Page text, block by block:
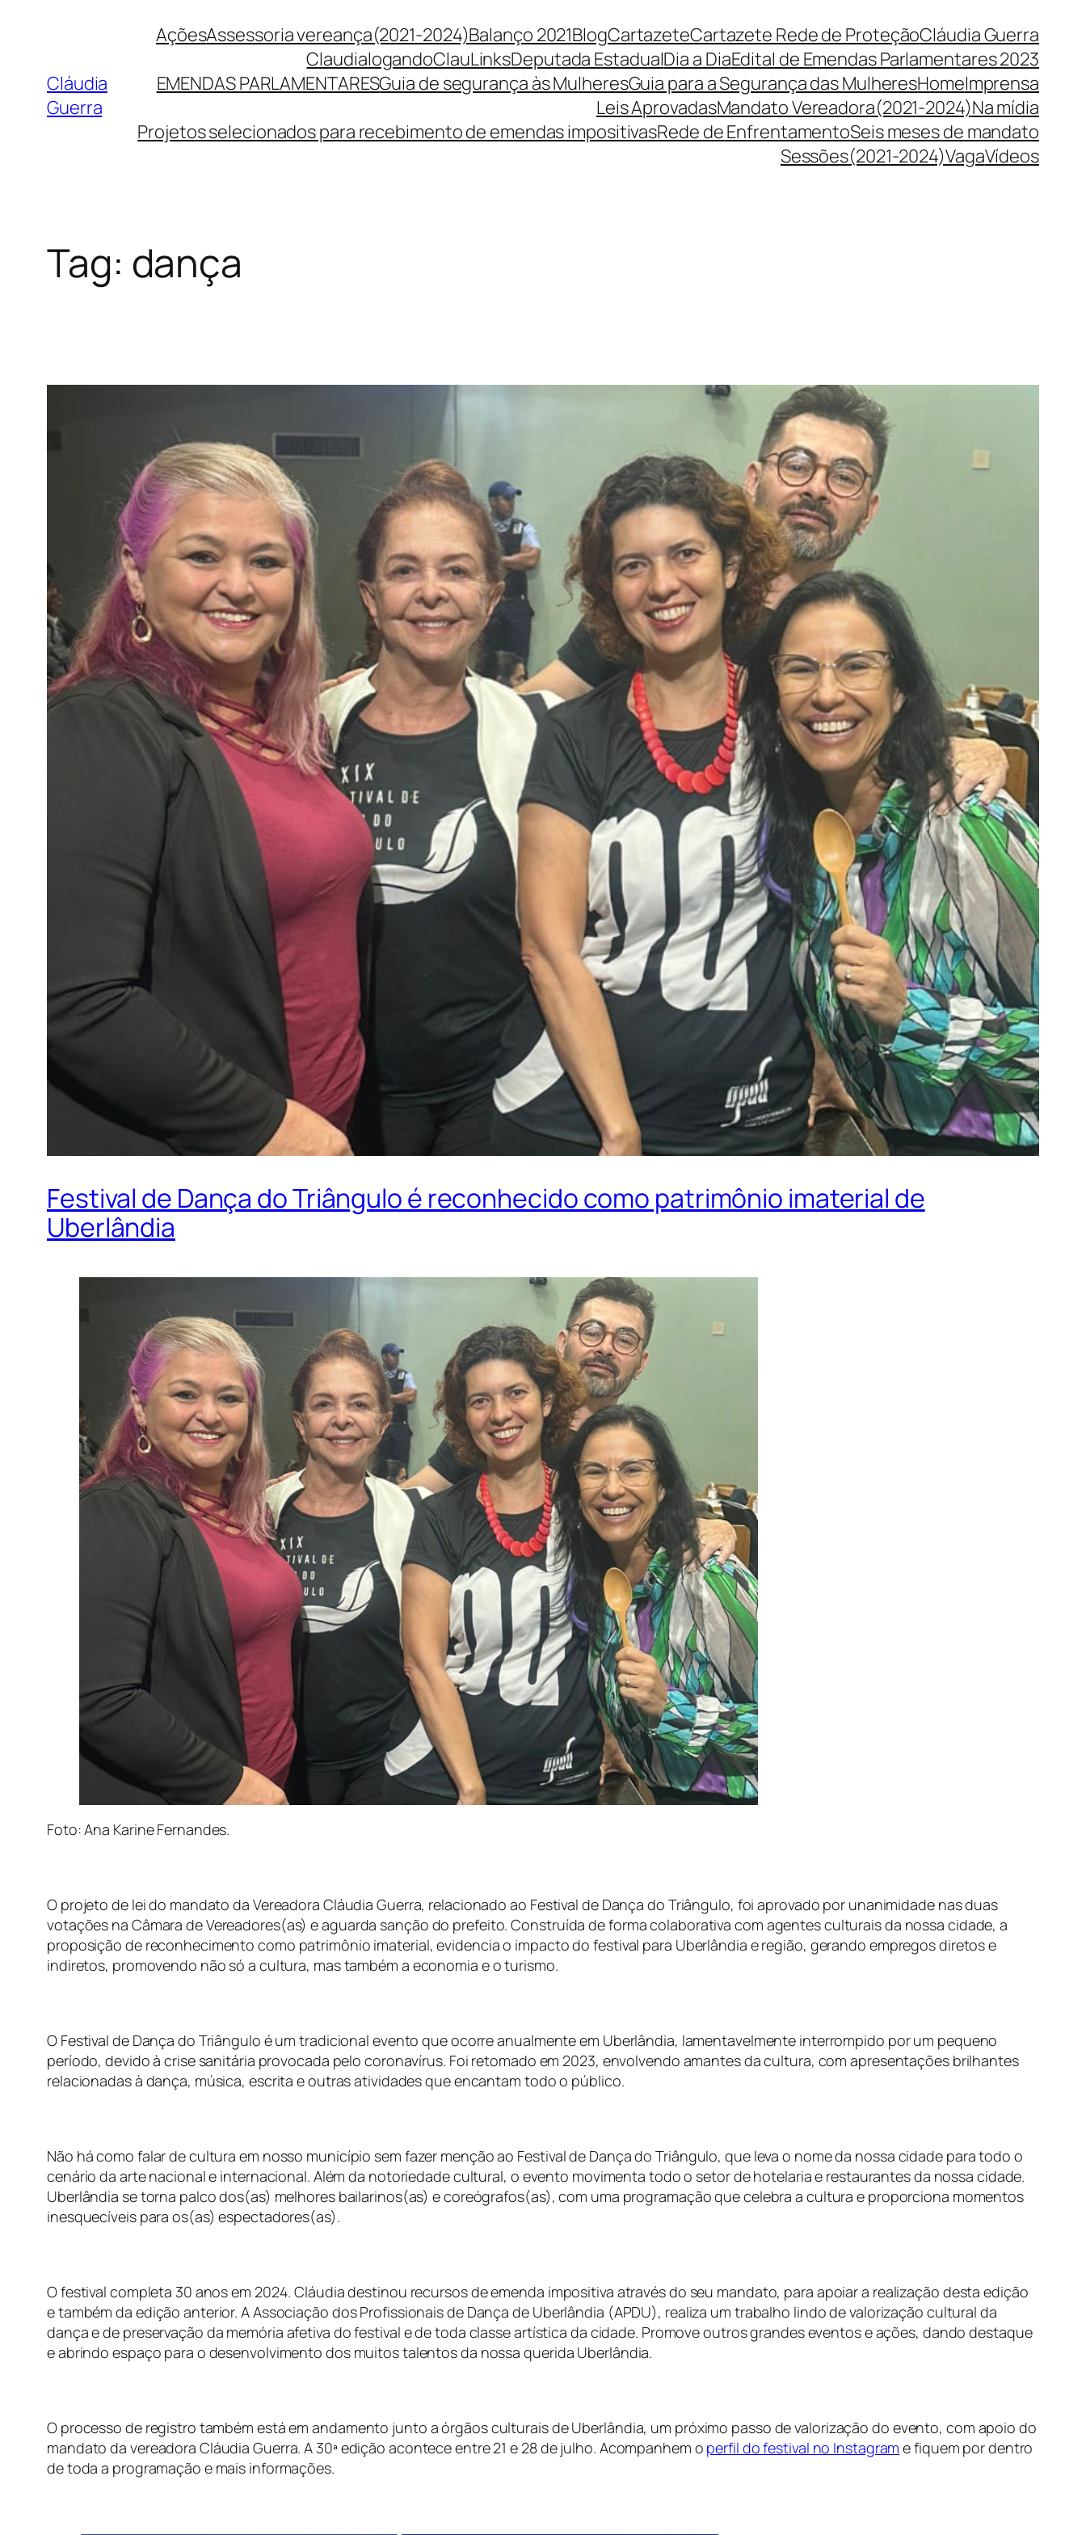
conteúdo
Cláudia
Guerra
AçõesAssessoria vereança(2021-2024)Balanço 2021BlogCartazeteCartazete Rede de ProteçãoCláudia Guerra
ClaudialogandoClauLinksDeputada EstadualDia a DiaEdital de Emendas Parlamentares 2023
EMENDAS PARLAMENTARESGuia de segurança às MulheresGuia para a Segurança das MulheresHomeImprensa
Leis AprovadasMandato Vereadora(2021-2024)Na mídia
Projetos selecionados para recebimento de emendas impositivasRede de EnfrentamentoSeis meses de mandato
Sessões(2021-2024)VagaVídeos
Tag: dança
Festival de Dança do Triângulo é reconhecido como patrimônio imaterial de
Uberlândia
Foto: Ana Karine Fernandes.
O projeto de lei do mandato da Vereadora Cláudia Guerra, relacionado ao Festival de Dança do Triângulo, foi aprovado por unanimidade nas duas
votações na Câmara de Vereadores(as) e aguarda sanção do prefeito. Construída de forma colaborativa com agentes culturais da nossa cidade, a
proposição de reconhecimento como patrimônio imaterial, evidencia o impacto do festival para Uberlândia e região, gerando empregos diretos e
indiretos, promovendo não só a cultura, mas também a economia e o turismo.
O Festival de Dança do Triângulo é um tradicional evento que ocorre anualmente em Uberlândia, lamentavelmente interrompido por um pequeno
período, devido à crise sanitária provocada pelo coronavírus. Foi retomado em 2023, envolvendo amantes da cultura, com apresentações brilhantes
relacionadas à dança, música, escrita e outras atividades que encantam todo o público.
Não há como falar de cultura em nosso município sem fazer menção ao Festival de Dança do Triângulo, que leva o nome da nossa cidade para todo o
cenário da arte nacional e internacional. Além da notoriedade cultural, o evento movimenta todo o setor de hotelaria e restaurantes da nossa cidade.
Uberlândia se torna palco dos(as) melhores bailarinos(as) e coreógrafos(as), com uma programação que celebra a cultura e proporciona momentos
inesquecíveis para os(as) espectadores(as).
O festival completa 30 anos em 2024. Cláudia destinou recursos de emenda impositiva através do seu mandato, para apoiar a realização desta edição
e também da edição anterior. A Associação dos Profissionais de Dança de Uberlândia (APDU), realiza um trabalho lindo de valorização cultural da
dança e de preservação da memória afetiva do festival e de toda classe artística da cidade. Promove outros grandes eventos e ações, dando destaque
e abrindo espaço para o desenvolvimento dos muitos talentos da nossa querida Uberlândia.
O processo de registro também está em andamento junto a órgãos culturais de Uberlândia, um próximo passo de valorização do evento, com apoio do
mandato da vereadora Cláudia Guerra. A 30ª edição acontece entre 21 e 28 de julho. Acompanhem o perfil do festival no Instagram e fiquem por dentro
de toda a programação e mais informações.